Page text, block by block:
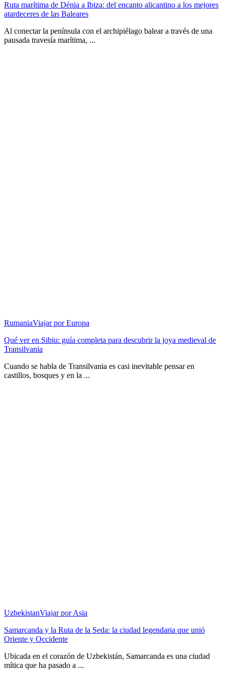
Ruta marítima de Dénia a Ibiza: del encanto alicantino a los mejores
atardeceres de las Baleares
Al conectar la península con el archipiélago balear a través de una
pausada travesía marítima, ...
RumaniaViajar por Europa
Qué ver en Sibiu: guía completa para descubrir la joya medieval de
Transilvania
Cuando se habla de Transilvania es casi inevitable pensar en
castillos, bosques y en la ...
UzbekistanViajar por Asia
Samarcanda y la Ruta de la Seda: la ciudad legendaria que unió
Oriente y Occidente
Ubicada en el corazón de Uzbekistán, Samarcanda es una ciudad
mítica que ha pasado a ...